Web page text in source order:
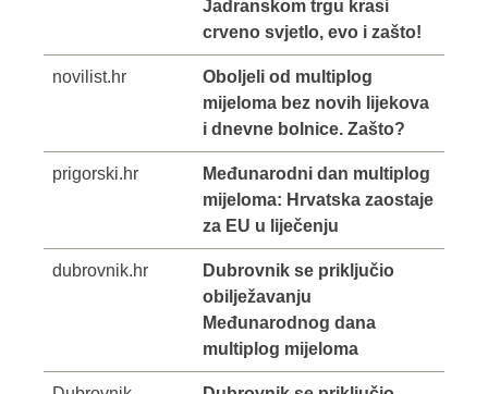
Jadranskom trgu krasi
crveno svjetlo, evo i zašto!
novilist.hr
Oboljeli od multiplog
mijeloma bez novih lijekova
i dnevne bolnice. Zašto?
prigorski.hr
Međunarodni dan multiplog
mijeloma: Hrvatska zaostaje
za EU u liječenju
dubrovnik.hr
Dubrovnik se priključio
obilježavanju
Međunarodnog dana
multiplog mijeloma